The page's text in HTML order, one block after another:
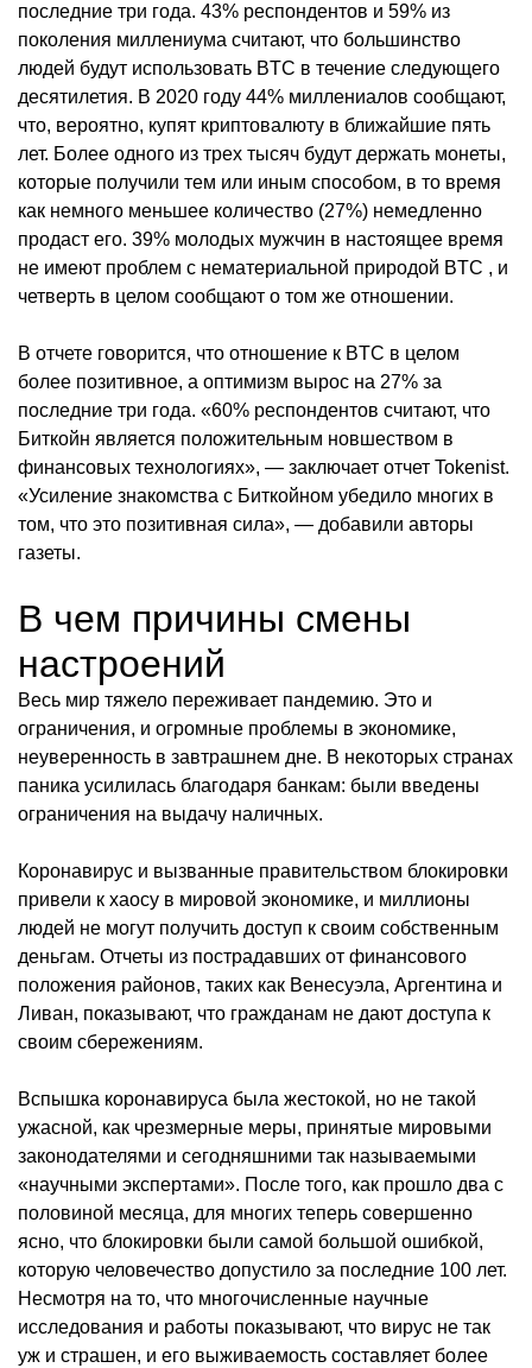
последние три года. 43% респондентов и 59% из
поколения миллениума считают, что большинство
людей будут использовать BTC в течение следующего
десятилетия. В 2020 году 44% миллениалов сообщают,
что, вероятно, купят криптовалюту в ближайшие пять
лет. Более одного из трех тысяч будут держать монеты,
которые получили тем или иным способом, в то время
как немного меньшее количество (27%) немедленно
продаст его. 39% молодых мужчин в настоящее время
не имеют проблем с нематериальной природой BTC , и
четверть в целом сообщают о том же отношении.
В отчете говорится, что отношение к BTC в целом
более позитивное, а оптимизм вырос на 27% за
последние три года. «60% респондентов считают, что
Биткойн является положительным новшеством в
финансовых технологиях», — заключает отчет Tokenist.
«Усиление знакомства с Биткойном убедило многих в
том, что это позитивная сила», — добавили авторы
газеты.
В чем причины смены
настроений
Весь мир тяжело переживает пандемию. Это и
ограничения, и огромные проблемы в экономике,
неуверенность в завтрашнем дне. В некоторых странах
паника усилилась благодаря банкам: были введены
ограничения на выдачу наличных.
Коронавирус и вызванные правительством блокировки
привели к хаосу в мировой экономике, и миллионы
людей не могут получить доступ к своим собственным
деньгам. Отчеты из пострадавших от финансового
положения районов, таких как Венесуэла, Аргентина и
Ливан, показывают, что гражданам не дают доступа к
своим сбережениям.
Вспышка коронавируса была жестокой, но не такой
ужасной, как чрезмерные меры, принятые мировыми
законодателями и сегодняшними так называемыми
«научными экспертами». После того, как прошло два с
половиной месяца, для многих теперь совершенно
ясно, что блокировки были самой большой ошибкой,
которую человечество допустило за последние 100 лет.
Несмотря на то, что многочисленные научные
исследования и работы показывают, что вирус не так
уж и страшен, и его выживаемость составляет более